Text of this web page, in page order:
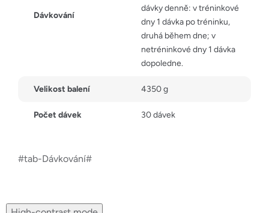
Dávkování
dávky denně: v tréninkové
dny 1 dávka po tréninku,
druhá během dne; v
netréninkové dny 1 dávka
dopoledne.
Velikost balení 4350 g
Počet dávek 30 dávek
#tab-Dávkování#